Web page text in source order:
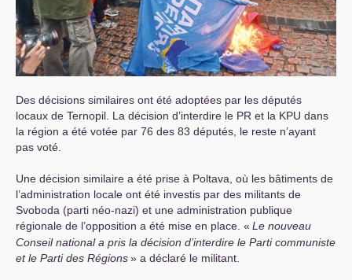
Des décisions similaires ont été adoptées par les députés
locaux de Ternopil. La décision d’interdire le PR et la KPU dans
la région a été votée par 76 des 83 députés, le reste n’ayant
pas voté.
Une décision similaire a été prise à Poltava, où les bâtiments de
l’administration locale ont été investis par des militants de
Svoboda (parti néo-nazi) et une administration publique
régionale de l’opposition a été mise en place. « Le nouveau
Conseil national a pris la décision d’interdire le Parti communiste
et le Parti des Régions» a déclaré le militant.